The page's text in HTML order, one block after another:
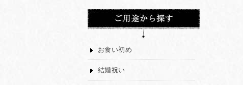
お食い初め
結婚祝い